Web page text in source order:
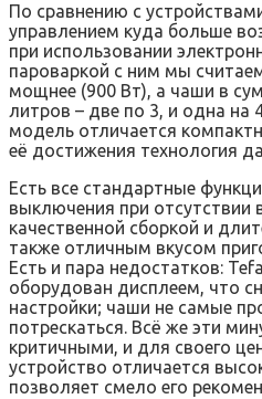
По сравнению с
управлением куда больше
при использовании
пароваркой с ним мы
мощнее (900 Вт), а чаши в
литров – две по 3, и одна на
модель отличается
её достижения технология
Есть все стандартные
выключения при отсутствии
качественной сборкой и
также отличным вкусом
Есть и пара недостатков:
оборудован дисплеем, что
настройки; чаши не самые
потрескаться. Всё же эти
критичными, и для своего
устройство отличается
позволяет смело его